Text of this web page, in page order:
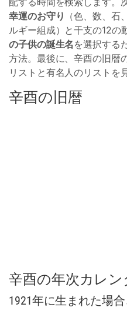
幸運のお守り （色、数、石
ルギー組成）と干支の12の
の子供の誕生名 を選択する
方法。最後に、辛酉の旧暦
リストと有名人のリストを
辛酉の旧暦
辛酉の年次カレン
1921年に生まれた場